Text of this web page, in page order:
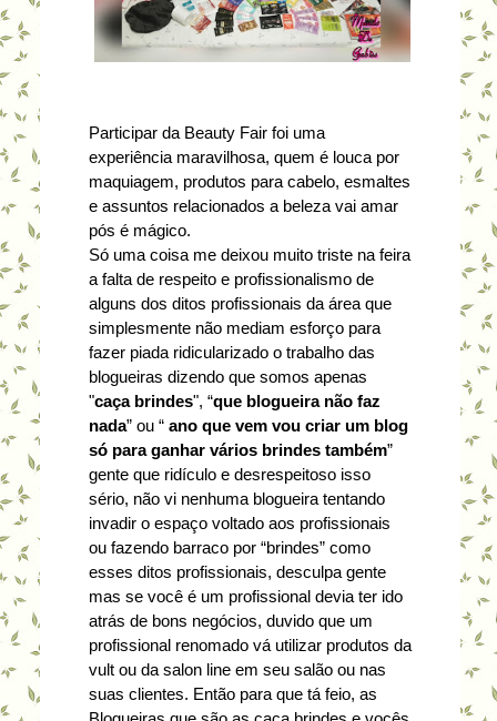
Participar da Beauty Fair foi uma
experiência maravilhosa, quem é louca por
maquiagem, produtos para cabelo, esmaltes
e assuntos relacionados a beleza vai amar
pós é mágico.
Só uma coisa me deixou muito triste na feira
a falta de respeito e profissionalismo de
alguns dos ditos profissionais da área que
simplesmente não mediam esforço para
fazer piada ridicularizado o trabalho das
blogueiras dizendo que somos apenas
"caça brindes", “que blogueira não faz
nada” ou “ ano que vem vou criar um blog
só para ganhar vários brindes também”
gente que ridículo e desrespeitoso isso
sério, não vi nenhuma blogueira tentando
invadir o espaço voltado aos profissionais
ou fazendo barraco por “brindes” como
esses ditos profissionais, desculpa gente
mas se você é um profissional devia ter ido
atrás de bons negócios, duvido que um
profissional renomado vá utilizar produtos da
vult ou da salon line em seu salão ou nas
suas clientes. Então para que tá feio, as